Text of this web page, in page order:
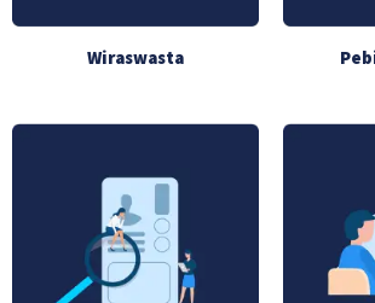
Wiraswasta